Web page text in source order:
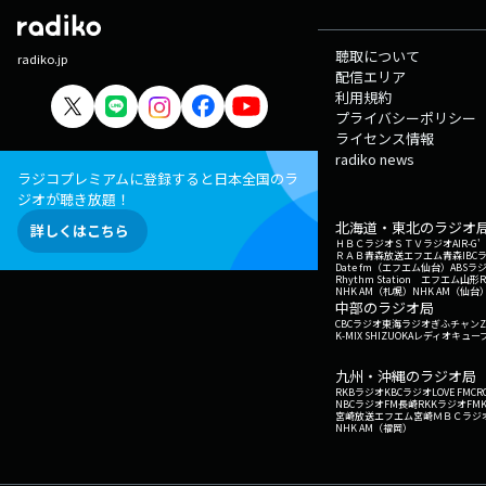
radiko.jp
ラジコプレミアムに登録すると日本全国のラ
ジオが聴き放題！
詳しくはこちら
聴取について
配信エリア
利用規約
プライバシーポリシー
ライセンス情報
radiko news
北海道・東北のラジオ
ＨＢＣラジオＳＴＶラジオAIR-G'
ＲＡＢ青森放送エフエム青森IBC
Date fm（エフエム仙台） ABSラ
Rhythm Station エフエム山形
NHK AM（札幌） NHK AM（仙台
中部のラジオ局
CBCラジオ東海ラジオぎふチャン
K-MIX SHIZUOKAレディオキュー
九州・沖縄のラジオ局
RKBラジオKBCラジオLOVE FM
NBCラジオFM長崎RKKラジオ
宮崎放送エフエム宮崎ＭＢＣラジ
NHK AM（福岡）